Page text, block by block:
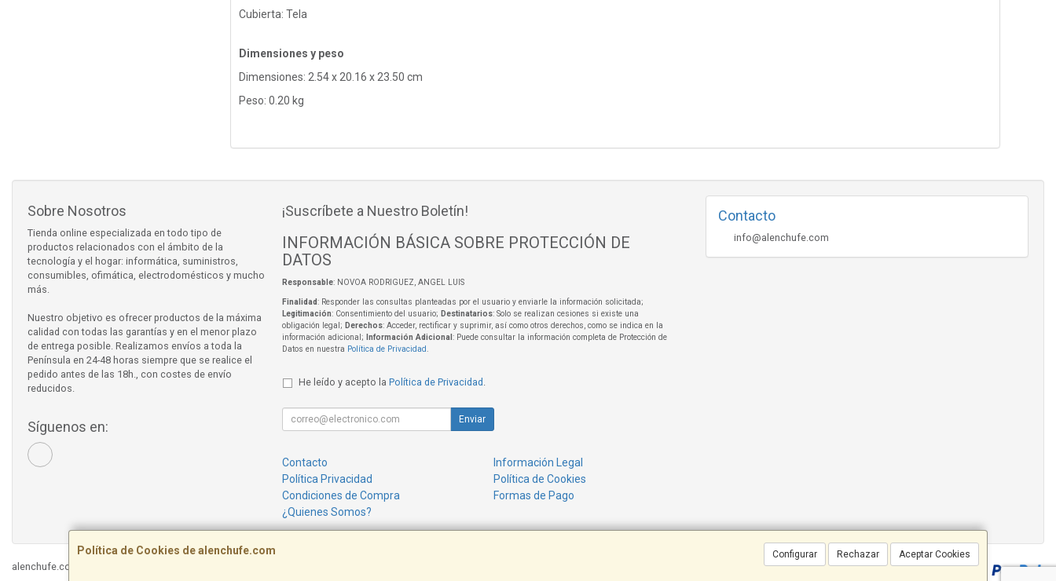
Cubierta: Tela
Dimensiones y peso
Dimensiones: 2.54 x 20.16 x 23.50 cm
Peso: 0.20 kg
Política de Cookies de alenchufe.com Configurar Rechazar Aceptar Cookies
Sobre Nosotros
Tienda online especializada en todo tipo de
productos relacionados con el ámbito de la
tecnología y el hogar: informática, suministros,
consumibles, ofimática, electrodomésticos y mucho
más.
Nuestro objetivo es ofrecer productos de la máxima
calidad con todas las garantías y en el menor plazo
de entrega posible. Realizamos envíos a toda la
Península en 24-48 horas siempre que se realice el
pedido antes de las 18h., con costes de envío
reducidos.
Síguenos en:
¡Suscríbete a Nuestro Boletín!
INFORMACIÓN BÁSICA SOBRE PROTECCIÓN DE
DATOS
Responsable: NOVOA RODRIGUEZ, ANGEL LUIS
Finalidad: Responder las consultas planteadas por el usuario y enviarle la información solicitada;
Legitimación: Consentimiento del usuario; Destinatarios: Solo se realizan cesiones si existe una
obligación legal; Derechos: Acceder, rectificar y suprimir, así como otros derechos, como se indica en la
información adicional;
Información Adicional : Puede consultar la información completa de Protección de
Datos en nuestra Política de Privacidad .
He leído y acepto la Política de Privacidad .
Enviar
Contacto
Información Legal
Política Privacidad
Política de Cookies
Condiciones de Compra
Formas de Pago
¿Quienes Somos?
Contacto
info@alenchufe.com
alenchufe.com © 2026